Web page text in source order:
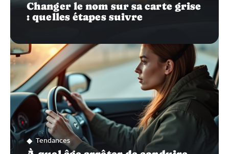
Changer le nom sur sa carte grise
: quelles étapes suivre
Tendances